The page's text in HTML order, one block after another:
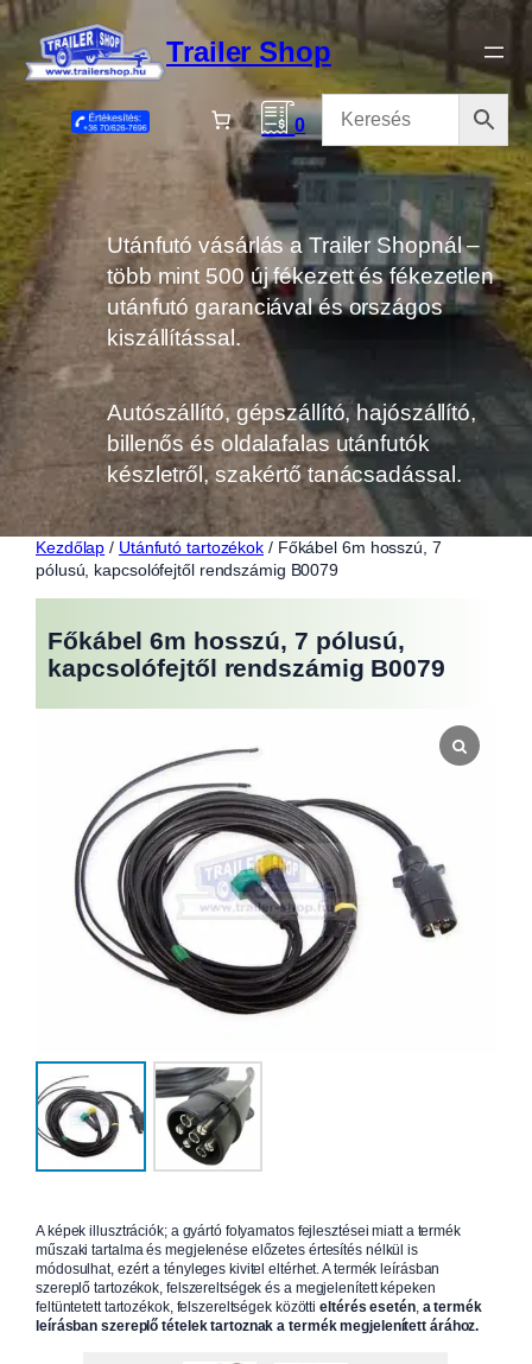
Ugrás
tartalomhoz
Trailer Shop
0
Utánfutó vásárlás a Trailer Shopnál –
több mint 500 új fékezett és fékezetlen
utánfutó garanciával és országos
kiszállítással.
Autószállító, gépszállító, hajószállító,
billenős és oldalafalas utánfutók
készletről, szakértő tanácsadással.
Kezdőlap / Utánfutó tartozékok / Főkábel 6m hosszú, 7
pólusú, kapcsolófejtől rendszámig B0079
Főkábel 6m hosszú, 7 pólusú,
kapcsolófejtől rendszámig B0079
A képek illusztrációk; a gyártó folyamatos fejlesztései miatt a termék
műszaki tartalma és megjelenése előzetes értesítés nélkül is
módosulhat, ezért a tényleges kivitel eltérhet. A termék leírásban
szereplő tartozékok, felszereltségek és a megjelenített képeken
feltüntetett tartozékok, felszereltségek közöttieltérés esetén, a termék
leírásban szereplő tételek tartoznak a termék megjelenített árához.